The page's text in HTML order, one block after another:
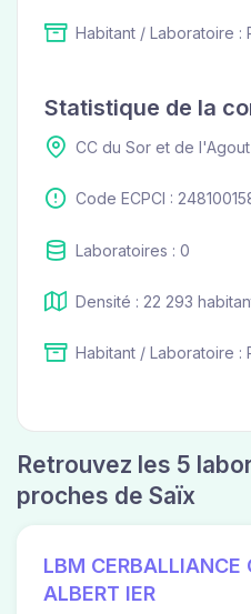
Habitant / Laboratoire :
Statistique de la
CC du Sor et de l'Agout
Code ECPCI :
Laboratoires : 0
Densité : 22 293
Habitant / Laboratoire :
Retrouvez les 5
proches de Saïx
LBM CERBALLIANCE
ALBERT IER